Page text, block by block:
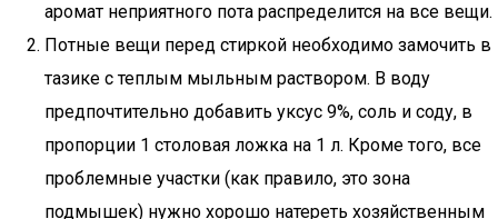
аромат неприятного пота распределится на все вещи.
Потные вещи перед стиркой необходимо замочить в
тазике с теплым мыльным раствором. В воду
предпочтительно добавить уксус 9%, соль и соду, в
пропорции 1 столовая ложка на 1 л. Кроме того, все
проблемные участки (как правило, это зона
подмышек) нужно хорошо натереть хозяйственным